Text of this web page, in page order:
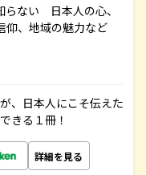
らない 日本人の心、
仰、地域の魅力など
、日本人にこそ伝えた
きる１冊！
詳細を見る